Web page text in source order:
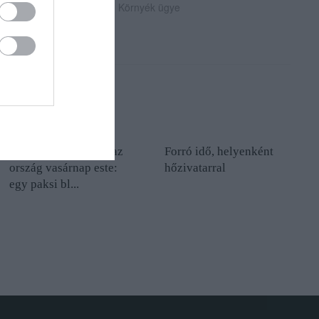
2026. augusztus 04 Környék ügye
Jól takarékoskodott az
ország vasárnap este:
egy paksi bl...
Forró idő, helyenként
hőzivatarral